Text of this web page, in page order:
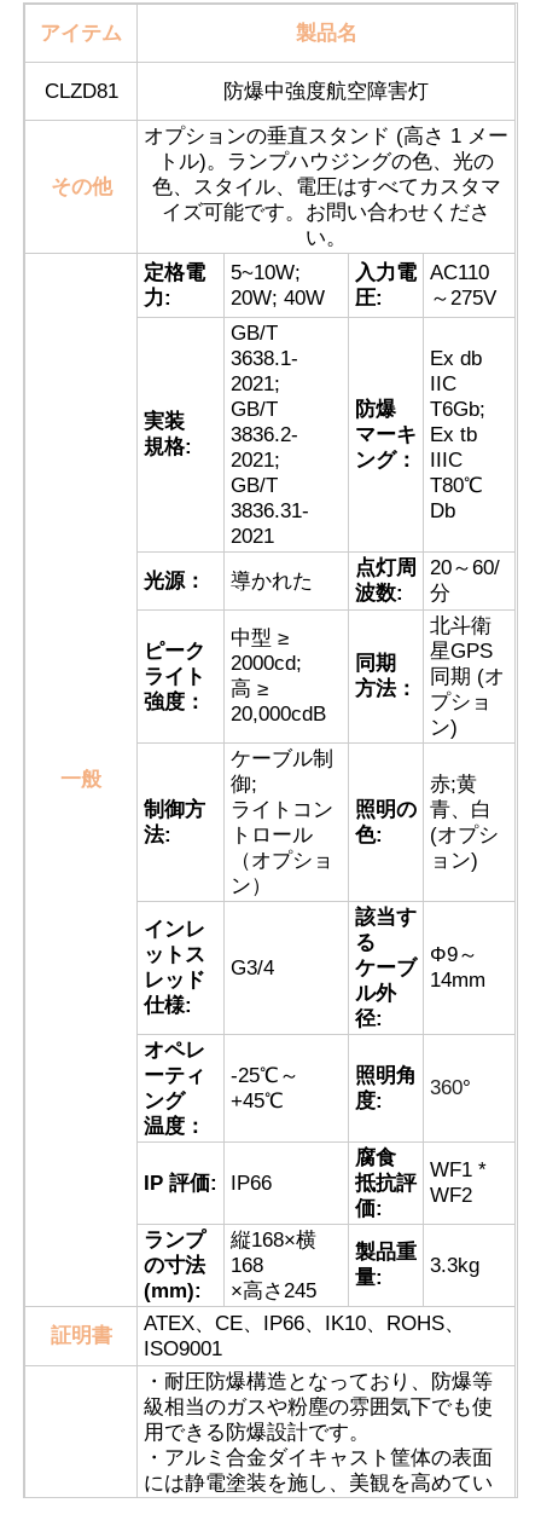
お問い合わせ
耐圧防爆照明
耐圧防爆警報ライト
防爆ボックス
防爆スイッチ
耐圧防爆プラグおよびソケット
アイテム 製品名
CLZD81 防爆中強度航空障害灯
その他
オプションの垂直スタンド (高さ 1 メー
トル)。ランプハウジングの色、光の
色、スタイル、電圧はすべてカスタマ
イズ可能です。お問い合わせくださ
い。
一般
定格電
力:
5~10W;
20W; 40W
入力電
圧:
AC110
～275V
実装
規格:
GB/T
3638.1-
2021;
GB/T
3836.2-
2021;
GB/T
3836.31-
2021
防爆
マーキ
ング：
Ex db
IIC
T6Gb;
Ex tb
IIIC
T80℃
Db
光源： 導かれた
点灯周
波数:
20～60/
分
ピーク
ライト
強度：
中型 ≥
2000cd;
高 ≥
20,000cdB
同期
方法：
北斗衛
星GPS
同期 (オ
プショ
ン)
制御方
法:
ケーブル制
御;
ライトコン
トロール
（オプショ
ン）
照明の
色:
赤;黄
青、白
(オプシ
ョン)
インレ
ットス
レッド
仕様:
G3/4
該当す
る
ケーブ
ル外
径:
Φ9～
14mm
オペレ
ーティ
ング
温度：
-25℃～
+45℃
照明角
度:
360°
IP 評価: IP66
腐食
抵抗評
価:
WF1 *
WF2
ランプ
の寸法
(mm):
縦168×横
168
×高さ245
製品重
量:
3.3kg
証明書
ATEX、CE、IP66、IK10、ROHS、
ISO9001
・耐圧防爆構造となっており、防爆等
級相当のガスや粉塵の雰囲気下でも使
用できる防爆設計です。
・アルミ合金ダイキャスト筐体の表面
には静電塗装を施し、美観を高めてい